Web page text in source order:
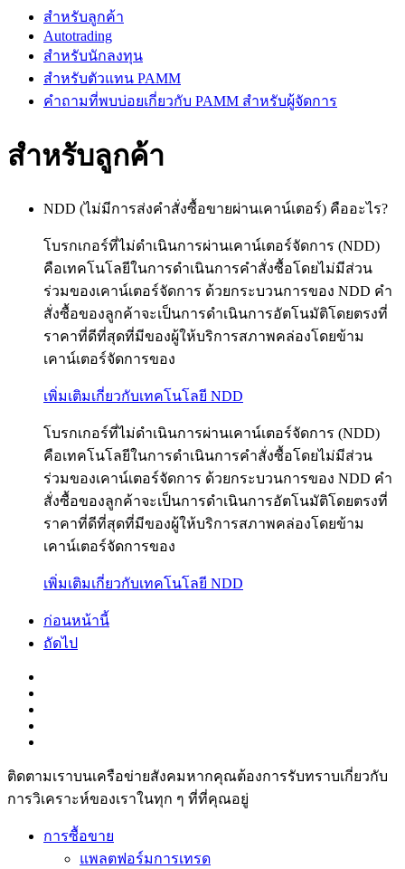
สำหรับลูกค้า
Autotrading
สำหรับนักลงทุน
สำหรับตัวแทน PAMM
คำถามที่พบบ่อยเกี่ยวกับ PAMM สำหรับผู้จัดการ
สำหรับลูกค้า
NDD (ไม่มีการส่งคำสั่งซื้อขายผ่านเคาน์เตอร์) คืออะไร?
โบรกเกอร์ที่ไม่ดำเนินการผ่านเคาน์เตอร์จัดการ (NDD)
คือเทคโนโลยีในการดำเนินการคำสั่งซื้อโดยไม่มีส่วน
ร่วมของเคาน์­เตอร์จัดการ ด้วยกระบวนการของ NDD คำ
สั่งซื้อของลูกค้าจะเป็นการดำเนินการอัตโนมัติโดยตรงที่
ราคาท­ี่ดีที่สุดที่มีของผู้ให้บริการสภาพคล่องโดยข้าม
เคาน์เตอร์จัดการของ
เพิ่มเติมเกี่ยวกับเทคโนโลยี NDD
โบรกเกอร์ที่ไม่ดำเนินการผ่านเคาน์เตอร์จัดการ (NDD)
คือเทคโนโลยีในการดำเนินการคำสั่งซื้อโดยไม่มีส่วน
ร่วมของเคาน์­เตอร์จัดการ ด้วยกระบวนการของ NDD คำ
สั่งซื้อของลูกค้าจะเป็นการดำเนินการอัตโนมัติโดยตรงที่
ราคาท­ี่ดีที่สุดที่มีของผู้ให้บริการสภาพคล่องโดยข้าม
เคาน์เตอร์จัดการของ
เพิ่มเติมเกี่ยวกับเทคโนโลยี NDD
ก่อนหน้านี้
ถัดไป
ติดตามเราบนเครือข่ายสังคมหากคุณต้องการรับทราบเกี่ยวกับ
การวิเ­คราะห์ของเราในทุก ๆ ที่ที่คุณอยู่
การซื้อขาย
แพลตฟอร์มการเทรด